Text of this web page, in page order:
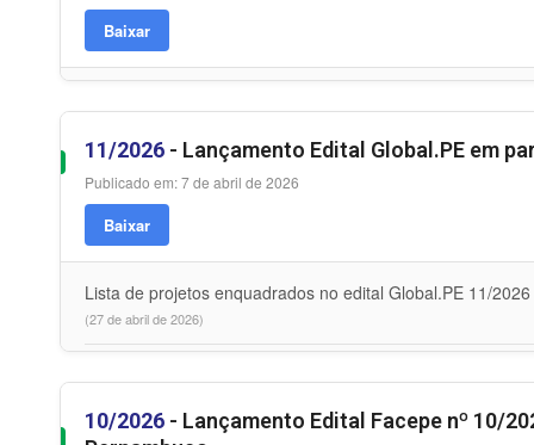
Baixar
11/2026 - Lançamento Edital Global.PE em
Publicado em: 7 de abril de 2026
Baixar
Lista de projetos enquadrados no edital Global.PE 11/2026
(27 de abril de 2026)
10/2026 - Lançamento Edital Facepe nº 10/